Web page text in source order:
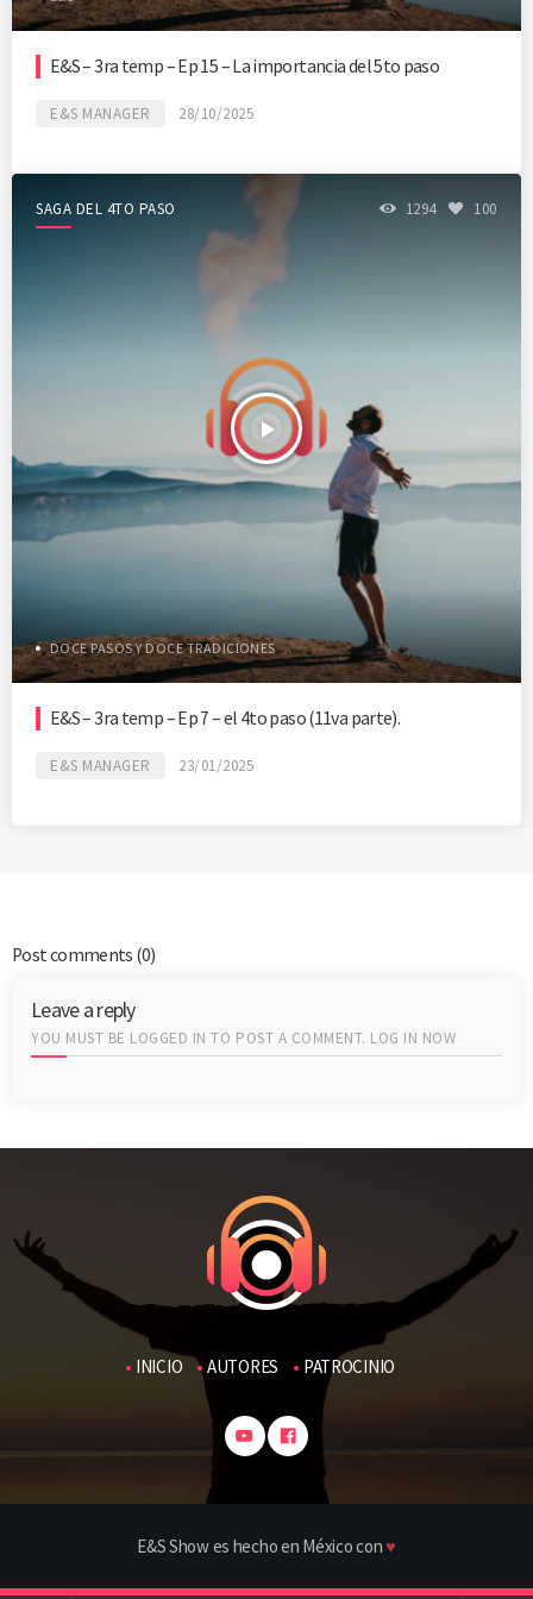
E&S – 3ra temp – Ep 15 – La importancia del 5to paso
E&S MANAGER 28/10/2025
SAGA DEL 4TO PASO
play_arrow
1294 100
DOCE PASOS Y DOCE TRADICIONES
E&S – 3ra temp – Ep 7 – el 4to paso (11va parte).
E&S MANAGER 23/01/2025
Post comments (0)
Leave a reply
YOU MUST BE LOGGED IN TO POST A COMMENT. LOG IN NOW
INICIO AUTORES PATROCINIO
E&S Show es hecho en México con♥